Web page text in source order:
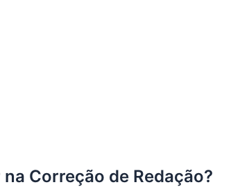
Correção de Redação?